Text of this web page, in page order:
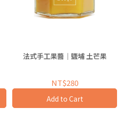
法式手工果醬｜鹽埔 土芒果
NT$280
Add to Cart